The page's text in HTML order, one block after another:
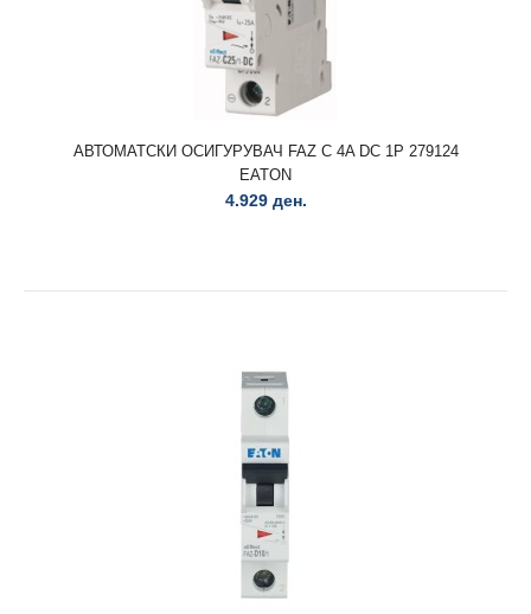
АВТОМАТСКИ ОСИГУРУВАЧ C63/3-HX 63А 3П HN/HN-HX
MCB 195097 ЕАТОН..
АВТОМАТСКИ ОСИГУРУВАЧ FAZ C 4A DC 1P 279124
EATON
4.929 ден.